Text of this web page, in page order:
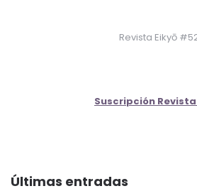
Revista Eikyō
Suscripción Revista
Últimas entradas